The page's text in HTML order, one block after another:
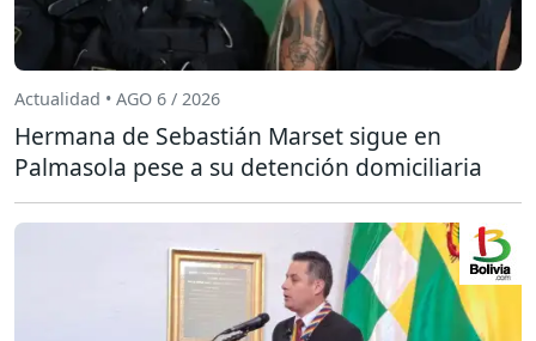
Actualidad • AGO 6 / 2026
Hermana de Sebastián Marset sigue en
Palmasola pese a su detención domiciliaria